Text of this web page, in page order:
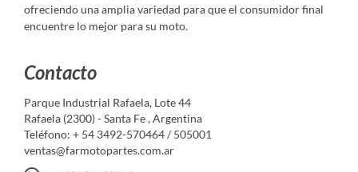
ofreciendo una amplia variedad para que el consumidor final
encuentre lo mejor para su moto.
Contacto
Parque Industrial Rafaela, Lote 44
Rafaela (2300) - Santa Fe , Argentina
Teléfono: + 54 3492-570464 / 505001
ventas@farmotopartes.com.ar